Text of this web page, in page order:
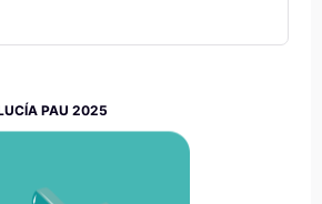
PAU 2025